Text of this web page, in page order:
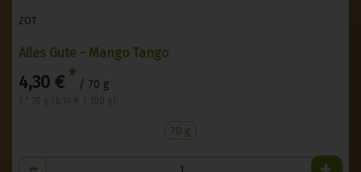
ZOT
Alles Gute - Mango Tango
4,30 € * / 70 g
70 g
Anzahl